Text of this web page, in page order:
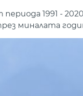
1991 -
миналата